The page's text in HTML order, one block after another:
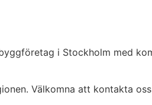
i Stockholm med
Välkomna att kontakta